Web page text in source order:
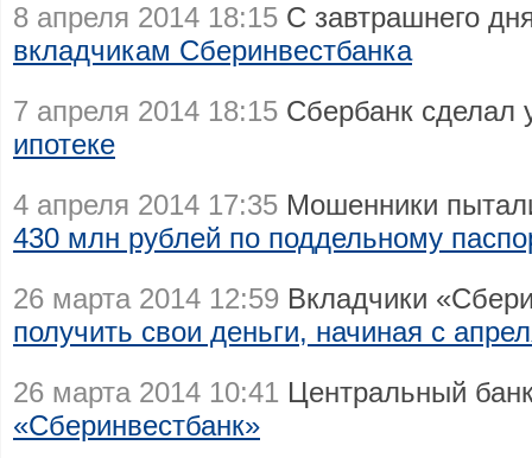
8 апреля 2014 18:15 С завтрашнего
вкладчикам Сберинвестбанка
7 апреля 2014 18:15 Сбербанк сделал
ипотеке
4 апреля 2014 17:35 Мошенники
430 млн рублей по поддельному
26 марта 2014 12:59 Вкладчики
получить свои деньги, начиная с
26 марта 2014 10:41 Центральный
«Сберинвестбанк»